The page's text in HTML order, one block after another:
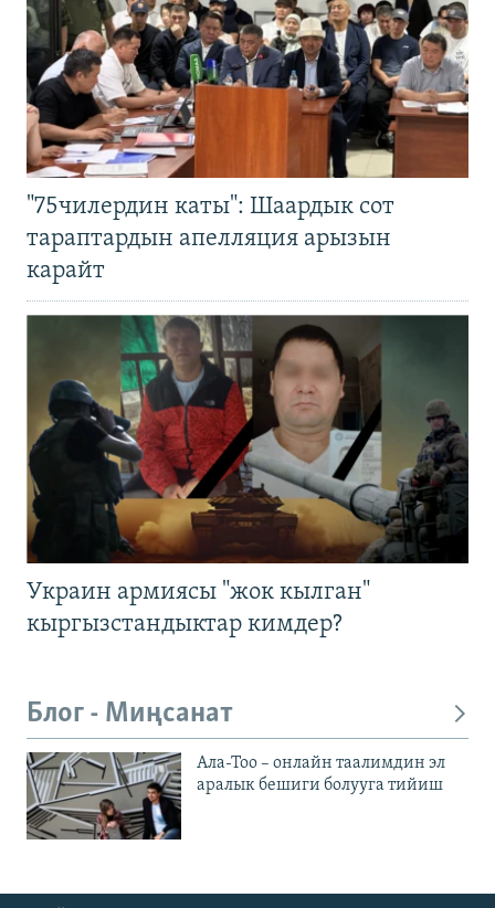
"75чилердин каты": Шаардык сот
тараптардын апелляция арызын
карайт
Украин армиясы "жок кылган"
кыргызстандыктар кимдер?
Блог - Миңсанат
Ала-Тоо – онлайн таалимдин эл
аралык бешиги болууга тийиш